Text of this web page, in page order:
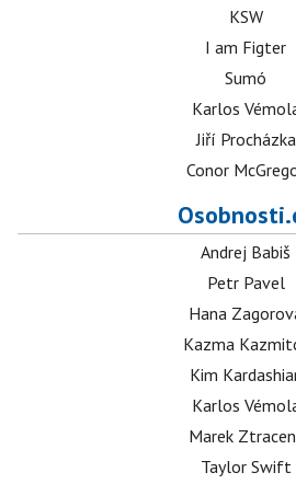
KSW
I am Figter
Sumó
Karlos
Jiří Procházka
Conor
Andrej Babiš
Petr Pavel
Hana
Kazma
Kim
Karlos
Marek
Taylor Swift